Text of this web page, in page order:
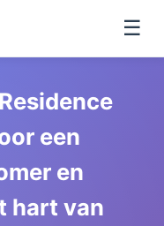
☰
een
en
hart van